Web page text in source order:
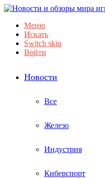
Меню
Искать
Switch skin
Войти
Новости
Все
Железо
Индустрия
Киберспорт